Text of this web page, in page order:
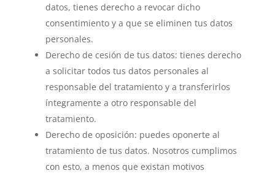
datos, tienes derecho a revocar dicho
consentimiento y a que se eliminen tus datos
personales.
Derecho de cesión de tus datos: tienes derecho
a solicitar todos tus datos personales al
responsable del tratamiento y a transferirlos
íntegramente a otro responsable del
tratamiento.
Derecho de oposición: puedes oponerte al
tratamiento de tus datos. Nosotros cumplimos
con esto, a menos que existan motivos